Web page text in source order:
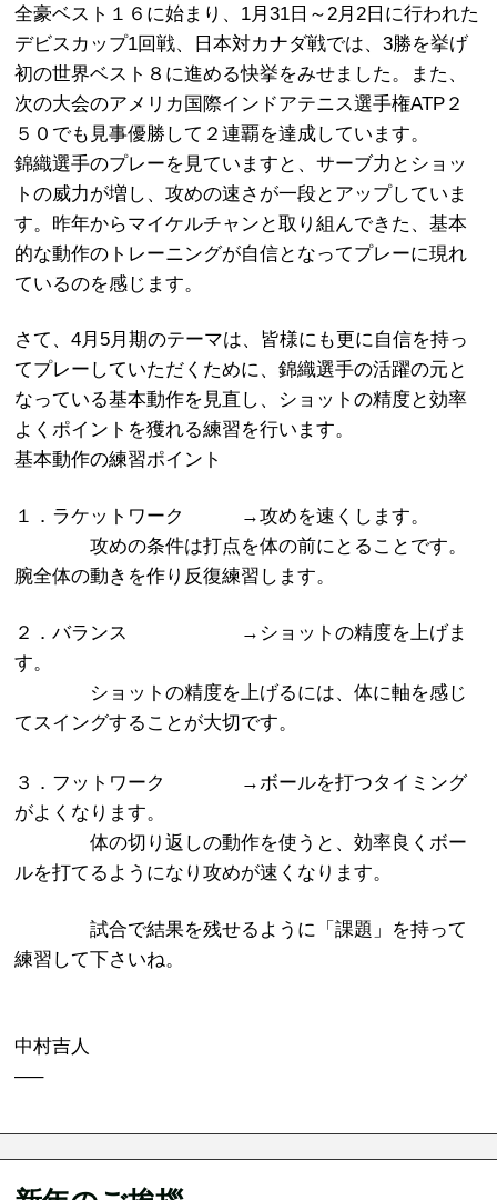
全豪ベスト１６に始まり、1月31日～2月2日に行われた
デビスカップ1回戦、日本対カナダ戦では、3勝を挙げ
初の世界ベスト８に進める快挙をみせました。また、
次の大会のアメリカ国際インドアテニス選手権ATP２
５０でも見事優勝して２連覇を達成しています。
錦織選手のプレーを見ていますと、サーブ力とショッ
トの威力が増し、攻めの速さが一段とアップしていま
す。昨年からマイケルチャンと取り組んできた、基本
的な動作のトレーニングが自信となってプレーに現れ
ているのを感じます。
さて、4月5月期のテーマは、皆様にも更に自信を持っ
てプレーしていただくために、錦織選手の活躍の元と
なっている基本動作を見直し、ショットの精度と効率
よくポイントを獲れる練習を行います。
基本動作の練習ポイント
１．ラケットワーク →攻めを速くします。
攻めの条件は打点を体の前にとることです。
腕全体の動きを作り反復練習します。
２．バランス →ショットの精度を上げま
す。
ショットの精度を上げるには、体に軸を感じ
てスイングすることが大切です。
３．フットワーク →ボールを打つタイミング
がよくなります。
体の切り返しの動作を使うと、効率良くボー
ルを打てるようになり攻めが速くなります。
試合で結果を残せるように「課題」を持って
練習して下さいね。
中村吉人
—–